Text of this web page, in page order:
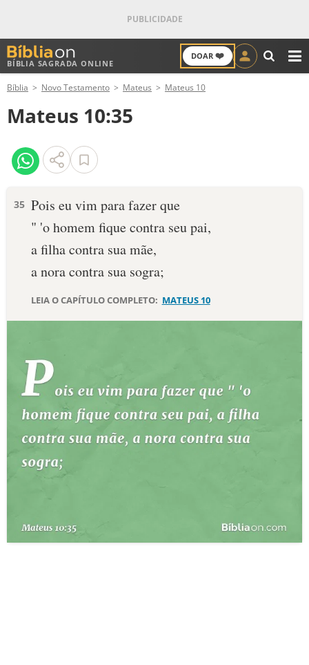
BÍBLIA SAGRADA ONLINE
DOAR ❤️
ANTIGO TESTAMENTO
NOVO TESTAMENTO
VERSÍCULOS
PALAVRA DO DIA
DEVOCIONAL DIÁRIO
ESTUDOS BÍBLICOS
ESBOÇOS DE PREGAÇÃO
TEMAS
PERGUNTE À BÍBLIA
QUEM SOMOS
Bíblia Novo Testamento Mateus Mateus 10
Mateus 10:35
35 Pois eu vim para fazer que
" 'o homem fique contra seu pai,
a filha contra sua mãe,
a nora contra sua sogra;
LEIA O CAPÍTULO COMPLETO: MATEUS 10